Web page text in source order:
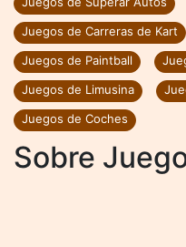
Juegos de Carreras de Kart
Juegos de Paintball
Juegos de Limusina
Juegos de Coches
Sobre